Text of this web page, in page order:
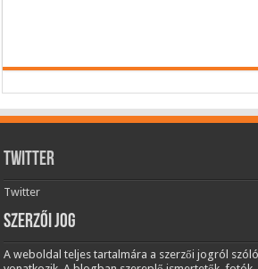
Twitter
Twitter
Szerzői jog
A weboldal teljes tartalmára a szerzői jogról szóló